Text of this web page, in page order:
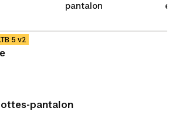
pantalon
5 v2
pantalon